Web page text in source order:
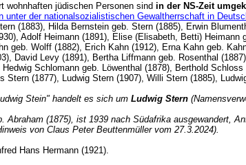
wohnhaften jüdischen Personen sind in der NS-Zeit
unter der nationalsozialistischen Gewaltherrschaft in
(1883), Hilda Bernstein geb. Stern (1885), Erwin
Adolf Heimann (1891), Elise (Elisabeth, Betti)
geb. Wolff (1882), Erich Kahn (1912), Erna Kahn geb.
David Levy (1891), Bertha Liffmann geb. Rosenthal
Schlomann geb. Löwenthal (1878), Berthold
(1877), Ludwig Stern (1907), Willi Stern (1885),
Stein" handelt es sich um Ludwig Stern
(1875), ist 1939 nach Südafrika ausgewandert,
von Claus Peter Beuttenmüller vom 27.3.2024).
Hans Hermann (1921).